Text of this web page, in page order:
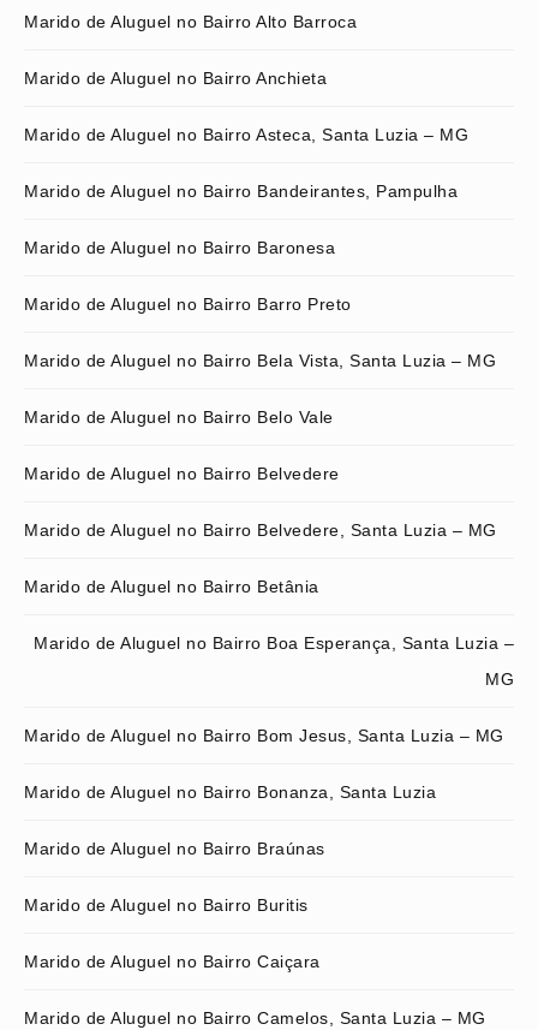
Marido de Aluguel no Bairro Alto Barroca
Marido de Aluguel no Bairro Anchieta
Marido de Aluguel no Bairro Asteca, Santa Luzia – MG
Marido de Aluguel no Bairro Bandeirantes, Pampulha
Marido de Aluguel no Bairro Baronesa
Marido de Aluguel no Bairro Barro Preto
Marido de Aluguel no Bairro Bela Vista, Santa Luzia – MG
Marido de Aluguel no Bairro Belo Vale
Marido de Aluguel no Bairro Belvedere
Marido de Aluguel no Bairro Belvedere, Santa Luzia – MG
Marido de Aluguel no Bairro Betânia
Marido de Aluguel no Bairro Boa Esperança, Santa Luzia –
MG
Marido de Aluguel no Bairro Bom Jesus, Santa Luzia – MG
Marido de Aluguel no Bairro Bonanza, Santa Luzia
Marido de Aluguel no Bairro Braúnas
Marido de Aluguel no Bairro Buritis
Marido de Aluguel no Bairro Caiçara
Marido de Aluguel no Bairro Camelos, Santa Luzia – MG